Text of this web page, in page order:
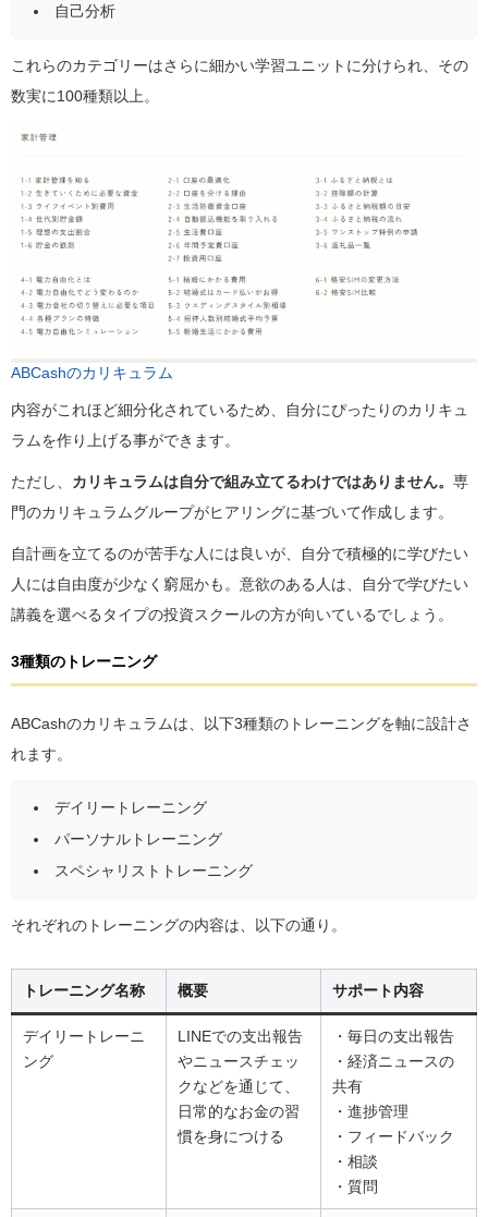
自己分析
これらのカテゴリーはさらに細かい学習ユニットに分けられ、その
数実に100種類以上。
ABCashのカリキュラム
内容がこれほど細分化されているため、自分にぴったりのカリキュ
ラムを作り上げる事ができます。
ただし、 カリキュラムは自分で組み立てるわけではありません。 専
門のカリキュラムグループがヒアリングに基づいて作成します。
自計画を立てるのが苦手な人には良いが、自分で積極的に学びたい
人には自由度が少なく窮屈かも。意欲のある人は、自分で学びたい
講義を選べるタイプの投資スクールの方が向いているでしょう。
3種類のトレーニング
ABCashのカリキュラムは、以下3種類のトレーニングを軸に設計さ
れます。
デイリートレーニング
パーソナルトレーニング
スペシャリストトレーニング
それぞれのトレーニングの内容は、以下の通り。
トレーニング名称 概要 サポート内容
デイリートレーニ
ング
LINEでの支出報告
やニュースチェッ
クなどを通じて、
日常的なお金の習
慣を身につける
・毎日の支出報告
・経済ニュースの
共有
・進捗管理
・フィードバック
・相談
・質問